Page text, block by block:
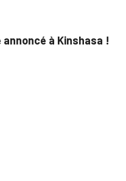
annoncé à Kinshasa !